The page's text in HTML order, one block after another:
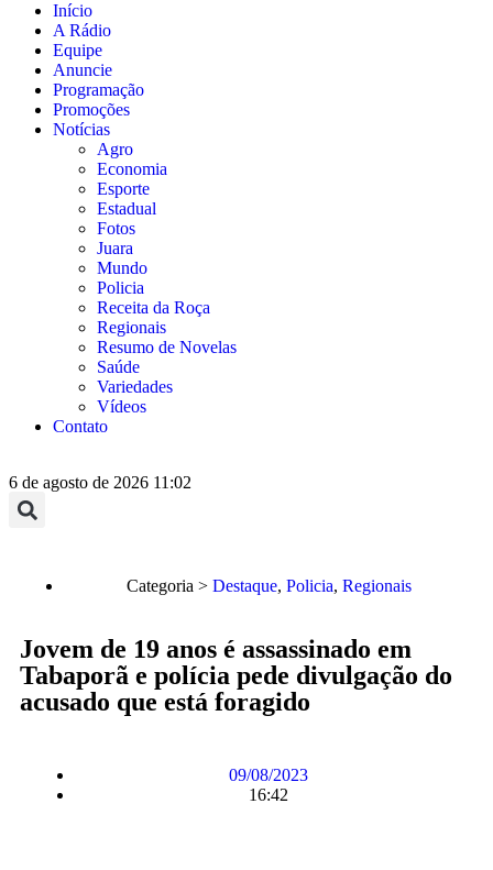
Início
A Rádio
Equipe
Anuncie
Programação
Promoções
Notícias
Agro
Economia
Esporte
Estadual
Fotos
Juara
Mundo
Policia
Receita da Roça
Regionais
Resumo de Novelas
Saúde
Variedades
Vídeos
Contato
6 de agosto de 2026 11:02
Categoria > Destaque, Policia, Regionais
Jovem de 19 anos é assassinado em
Tabaporã e polícia pede divulgação do
acusado que está foragido
09/08/2023
16:42